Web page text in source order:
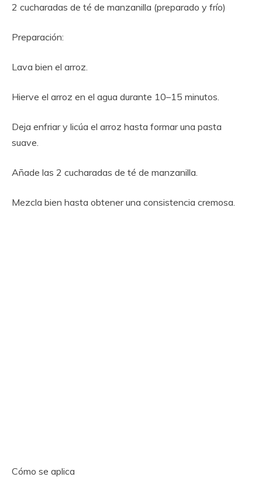
2 cucharadas de té de manzanilla (preparado y frío)
Preparación:
Lava bien el arroz.
Hierve el arroz en el agua durante 10–15 minutos.
Deja enfriar y licúa el arroz hasta formar una pasta
suave.
Añade las 2 cucharadas de té de manzanilla.
Mezcla bien hasta obtener una consistencia cremosa.
Cómo se aplica